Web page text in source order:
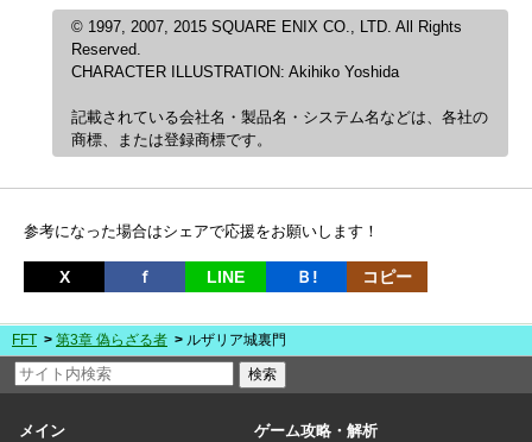
© 1997, 2007, 2015 SQUARE ENIX CO., LTD. All Rights
Reserved.
CHARACTER ILLUSTRATION: Akihiko Yoshida
記載されている会社名・製品名・システム名などは、各社の
商標、または登録商標です。
参考になった場合はシェアで応援をお願いします！
X ｆ LINE Ｂ! コピー
FFT 第3章 偽らざる者 ルザリア城裏門
メイン ゲーム攻略・解析